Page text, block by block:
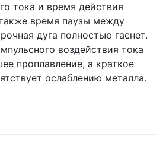
тока и время действия
время паузы между
дуга полностью гаснет.
воздействия тока
проплавление, а краткое
ослаблению металла.